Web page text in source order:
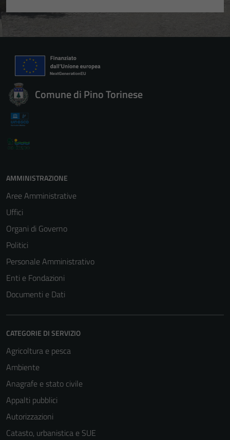
Comune di Pino Torinese
AMMINISTRAZIONE
Aree Amministrative
Uffici
Organi di Governo
Politici
Personale Amministrativo
Enti e Fondazioni
Documenti e Dati
CATEGORIE DI SERVIZIO
Agricoltura e pesca
Ambiente
Anagrafe e stato civile
Appalti pubblici
Autorizzazioni
Catasto, urbanistica e SUE